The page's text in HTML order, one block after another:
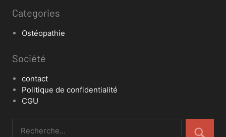
Categories
Ostéopathie
Société
contact
Politique de confidentialité
CGU